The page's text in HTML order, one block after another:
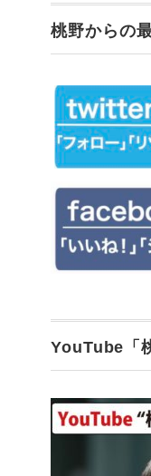
桃野からの
YouTube「